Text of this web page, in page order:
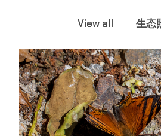
View all 生态